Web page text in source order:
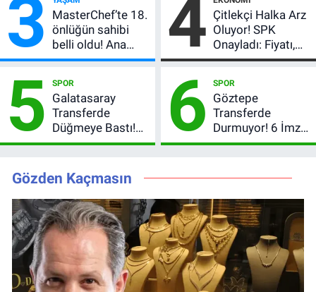
verdi
3
MasterChef’te 18.
önlüğün sahibi
belli oldu! Ana
kadroya giren
oldu?
4 Çitlekçi Halka Arz
Oluyor! SPK
Onayladı: Fiyatı,
Lot Sayısı ve
Tarihi
5 SPOR
Galatasaray
Transferde
Düğmeye Bastı!
Leao, Camavinga
Durum
6 SPOR
Göztepe
Transferde
Durmuyor! 6 İmza
Sonrası Yeni
Gözden Kaçmasın